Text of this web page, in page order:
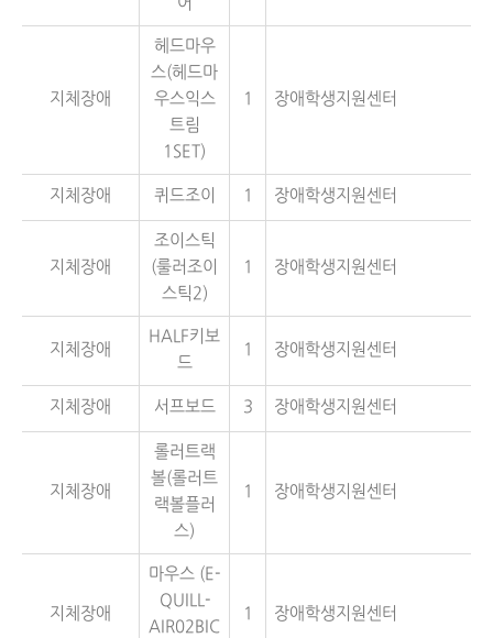
어
지체장애
헤드마우
스(헤드마
우스익스
트림
1SET)
1 장애학생지원센터
지체장애 퀴드조이 1 장애학생지원센터
지체장애
조이스틱
(룰러조이
스틱2)
1 장애학생지원센터
지체장애
HALF키보
드
1 장애학생지원센터
지체장애 서프보드 3 장애학생지원센터
지체장애
롤러트랙
볼(롤러트
랙볼플러
스)
1 장애학생지원센터
지체장애
마우스 (E-
QUILL-
AIR02BIC
1 장애학생지원센터